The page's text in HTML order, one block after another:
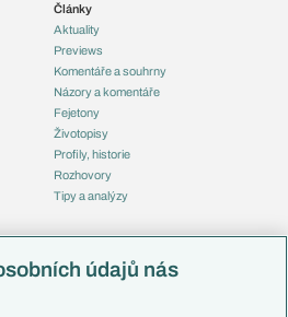
Články
Aktuality
Previews
Komentáře a souhrny
Názory a komentáře
Fejetony
Životopisy
Profily, historie
Rozhovory
Tipy a analýzy
Českoúdajů nás